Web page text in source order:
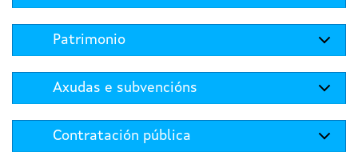
Patrimonio
Axudas e subvencións
Contratación pública